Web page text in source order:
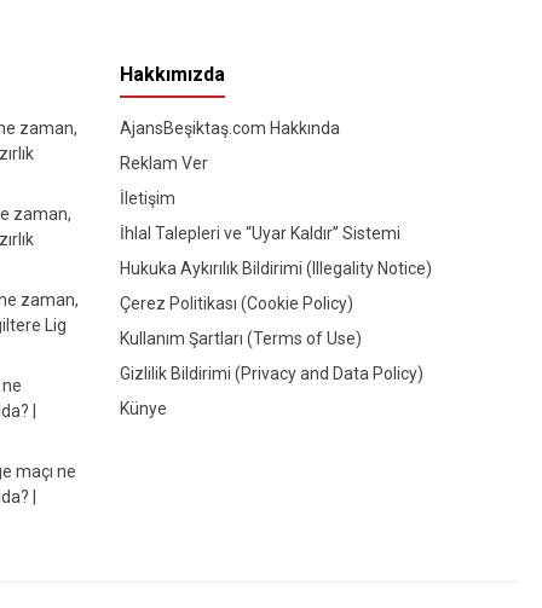
zaman,
zaman,
zaman,
Lig
|
maçı ne
|
Hakkımızda
AjansBeşiktaş.com Hakkında
Reklam Ver
İletişim
İhlal Talepleri ve “Uyar Kaldır” Sistemi
Hukuka Aykırılık Bildirimi (Illegality Notice)
Çerez Politikası (Cookie Policy)
Kullanım Şartları (Terms of Use)
Gizlilik Bildirimi (Privacy and Data Policy)
Künye